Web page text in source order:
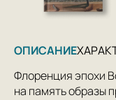
ОПИСАНИЕ
Флоренция эпохи
на память образы